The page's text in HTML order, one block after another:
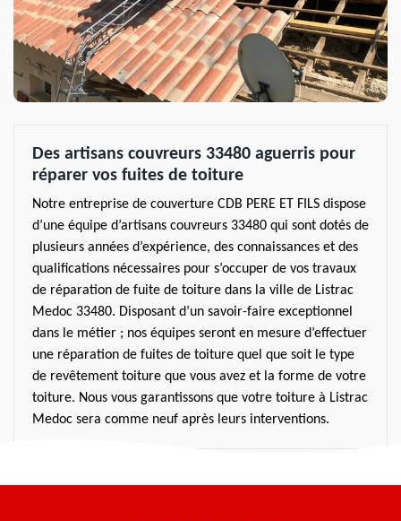
Des artisans couvreurs 33480 aguerris pour
réparer vos fuites de toiture
Notre entreprise de couverture CDB PERE ET FILS dispose
d’une équipe d’artisans couvreurs 33480 qui sont dotés de
plusieurs années d’expérience, des connaissances et des
qualifications nécessaires pour s’occuper de vos travaux
de réparation de fuite de toiture dans la ville de Listrac
Medoc 33480. Disposant d’un savoir-faire exceptionnel
dans le métier ; nos équipes seront en mesure d’effectuer
une réparation de fuites de toiture quel que soit le type
de revêtement toiture que vous avez et la forme de votre
toiture. Nous vous garantissons que votre toiture à Listrac
Medoc sera comme neuf après leurs interventions.